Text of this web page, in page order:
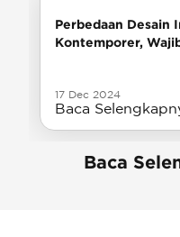
Perbedaan Desain
Kontemporer,
17 Dec 2024
Baca
Baca